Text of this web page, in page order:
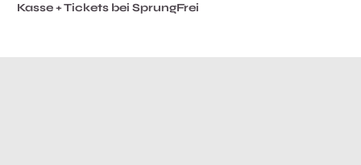
Kasse + Tickets bei SprungFrei